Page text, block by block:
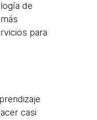
de
para
casi